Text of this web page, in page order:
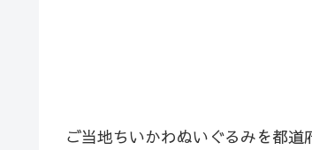
ご当地ちいかわぬいぐるみを都道